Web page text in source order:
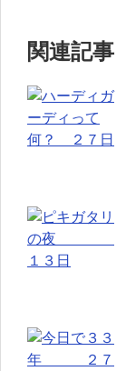
関連記事